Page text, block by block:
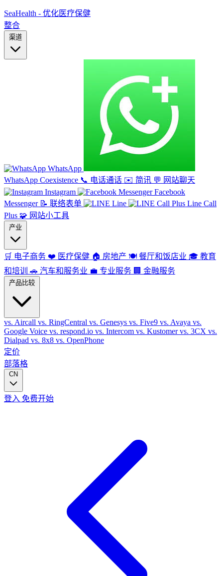
SeaHealth - 优化医疗保健
整合
渠道
WhatsApp
WhatsApp Coexistence 📞 电话通话 ✉️ 简讯 💬 网站聊天
Instagram
Facebook
Messenger 📝 联络表单 Line
Line Call
Plus 🧩 网站小工具
产业
🛒 电子商务 ❤️ 医疗保健 🏠 房地产 🍽️ 餐厅和饭店业 🎓 教育
和培训
🚗 汽车和服务业 💼 专业服务 🏢 金融服务
产品比较
vs. Aircall vs. RingCentral vs. Genesys vs. Five9 vs. Avaya vs.
Google Voice vs. respond.io vs. Intercom vs. Kustomervs. 3CX vs.
Dialpad vs. 8x8 vs. OpenPhone
定价
部落格
CN
登入 免费开始